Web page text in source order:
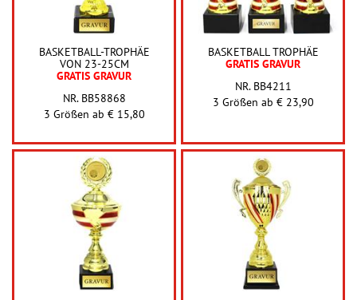
BASKETBALL-TROPHÄE
VON 23-25CM
GRATIS GRAVUR
NR. BB58868
3 Größen ab € 15,80
BASKETBALL TROPHÄE
GRATIS GRAVUR
NR. BB4211
3 Größen ab € 23,90